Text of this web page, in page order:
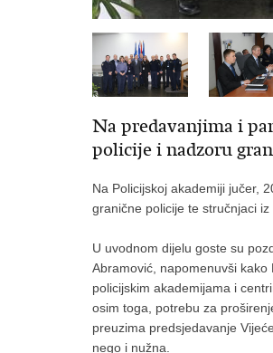
Na predavanjima i
policije i nadzoru
Na Policijskoj akademiji jučer,
granične policije te stručnjaci
U uvodnom dijelu goste su
Abramović, napomenuvši
policijskim akademijama i
osim toga, potrebu za
preuzima predsjedavanje
nego i nužna.